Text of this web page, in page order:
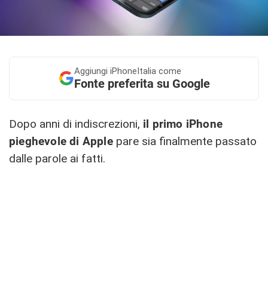
Aggiungi iPhoneItalia come
Fonte preferita su Google
Dopo anni di indiscrezioni, il primo iPhone
pieghevole di Applepare sia finalmente passato
dalle parole ai fatti.